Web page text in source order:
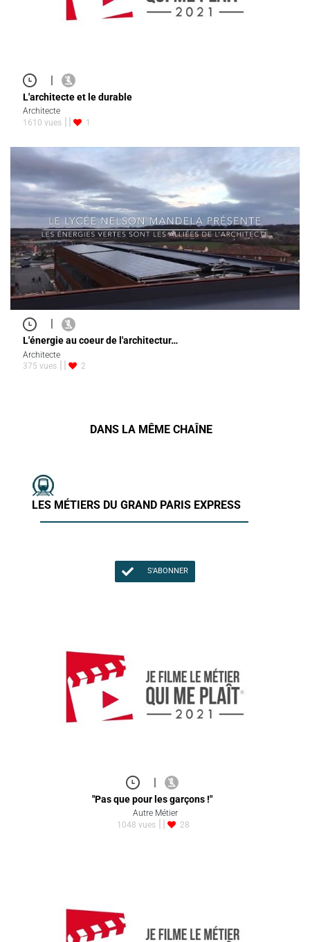
|
L'architecte et le durable
Architecte
1610 vues
1
|
L'énergie au coeur de l'architectur…
Architecte
375 vues
2
DANS LA MÊME CHAÎNE
LES MÉTIERS DU GRAND PARIS EXPRESS
S'ABONNER
|
"Pas que pour les garçons !"
Autre Métier
1048 vues
28